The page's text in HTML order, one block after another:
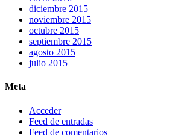
diciembre 2015
noviembre 2015
octubre 2015
septiembre 2015
agosto 2015
julio 2015
Meta
Acceder
Feed de entradas
Feed de comentarios